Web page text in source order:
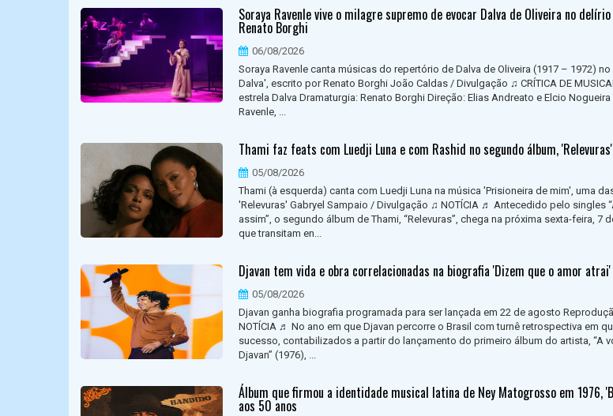
Soraya Ravenle vive o milagre supremo de evocar Dalva de Oliveira no
Renato Borghi
06/08/2026
Soraya Ravenle canta músicas do repertório de Dalva de Oliveira (1917 – 1972)
Dalva', escrito por Renato Borghi João Caldas / Divulgação ♫ CRÍTICA DE
estrela Dalva Dramaturgia: Renato Borghi Direção: Elias Andreato e Elcio Nogueira
Ravenle, ...
Thami faz feats com Luedji Luna e com Rashid no segundo álbum, 'Relevuras'
05/08/2026
Thami (à esquerda) canta com Luedji Luna na música 'Prisioneira de mim', uma
'Relevuras' Gabryel Sampaio / Divulgação ♫ NOTÍCIA ♬ Antecedido pelo singles
assim”, o segundo álbum de Thami, “Relevuras”, chega na próxima sexta-feira, 7
que transitam en...
Djavan tem vida e obra correlacionadas na biografia 'Dizem que o amor atrai'
05/08/2026
Djavan ganha biografia programada para ser lançada em 22 de agosto
NOTÍCIA ♬ No ano em que Djavan percorre o Brasil com turnê retrospectiva em
sucesso, contabilizados a partir do lançamento do primeiro álbum do artista, “A
Djavan” (1976), ...
Álbum que firmou a identidade musical latina de Ney Matogrosso em 1976,
aos 50 anos